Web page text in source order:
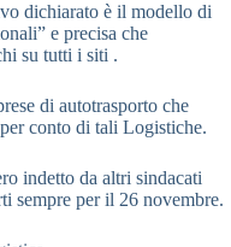
dichiarato è il modello di
e precisa che
su tutti i siti .
di autotrasporto che
conto di tali Logistiche.
indetto da altri sindacati
sempre per il 26 novembre.